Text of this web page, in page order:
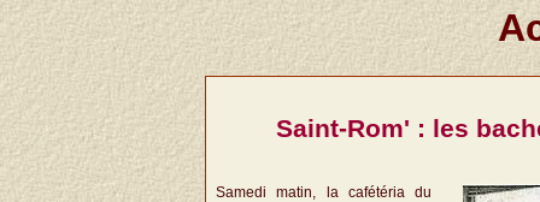
Saint-Rom' : les
Samedi matin, la cafétéria du